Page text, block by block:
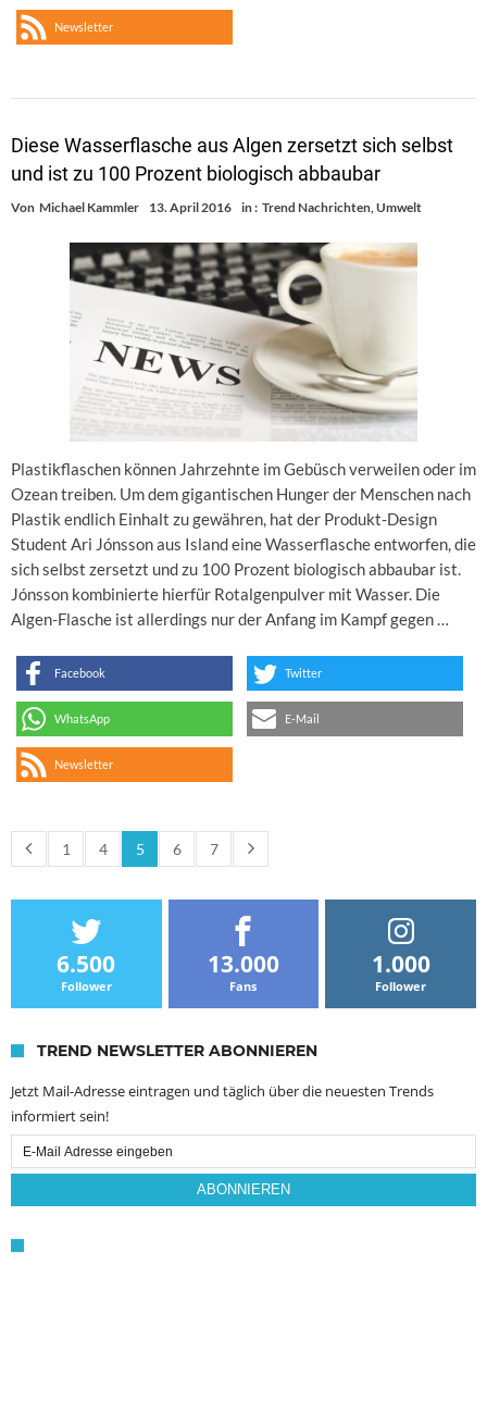
Newsletter
Diese Wasserflasche aus Algen zersetzt sich selbst
und ist zu 100 Prozent biologisch abbaubar
Von Michael Kammler 13. April 2016 in : Trend Nachrichten Umwelt
Plastikflaschen können Jahrzehnte im Gebüsch verweilen oder im
Ozean treiben. Um dem gigantischen Hunger der Menschen nach
Plastik endlich Einhalt zu gewähren, hat der Produkt-Design
Student Ari Jónsson aus Island eine Wasserflasche entworfen, die
sich selbst zersetzt und zu 100 Prozent biologisch abbaubar ist.
Jónsson kombinierte hierfür Rotalgenpulver mit Wasser. Die
Algen-Flasche ist allerdings nur der Anfang im Kampf gegen …
Facebook Twitter
WhatsApp E-Mail
Newsletter
1 4 5 6 7
6.500
Follower
13.000
Fans
1.000
Follower
TREND NEWSLETTER ABONNIEREN
Jetzt Mail-Adresse eintragen und täglich über die neuesten Trends
informiert sein!
Email
Subscription
ABONNIEREN